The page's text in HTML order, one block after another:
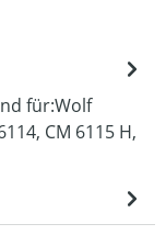
für:Wolf
CM 6115 H,